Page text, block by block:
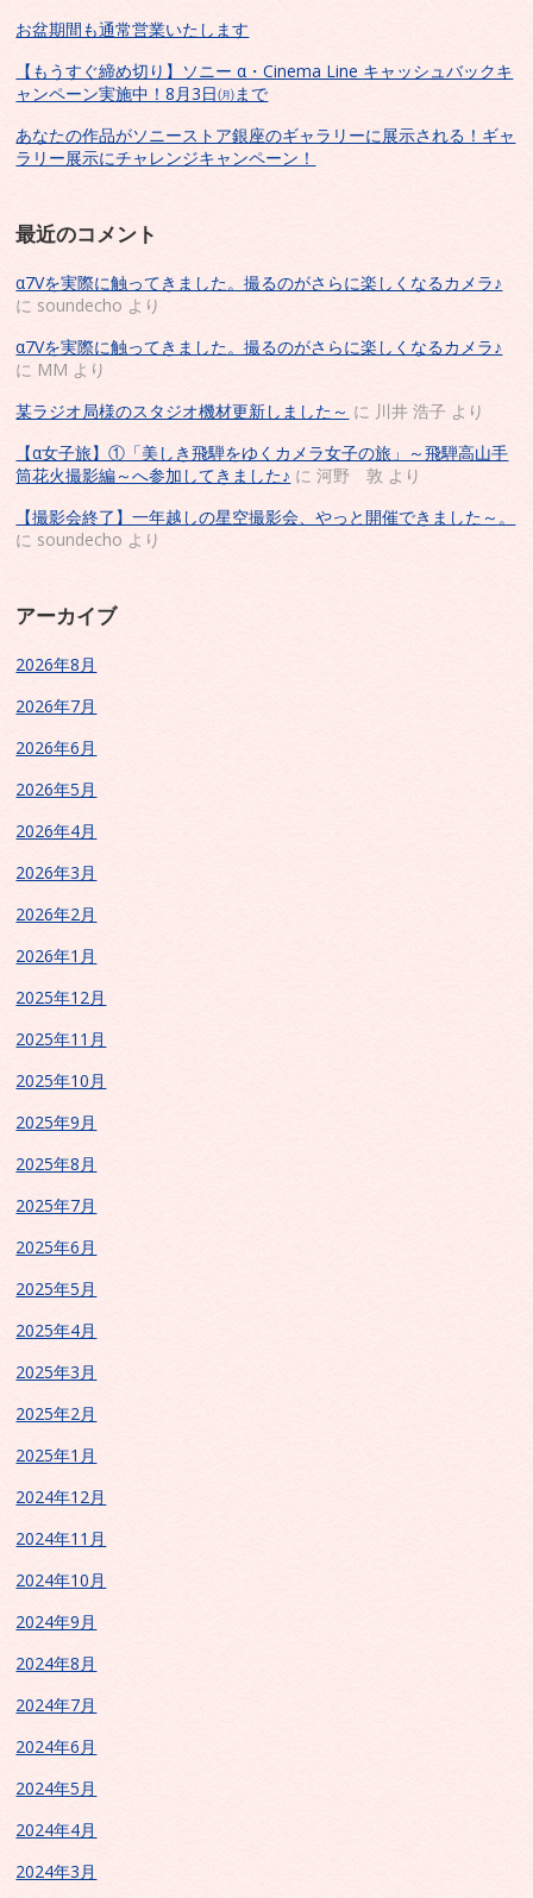
お盆期間も通常営業いたします
【もうすぐ締め切り】ソニー α・Cinema Line キャッシュバックキ
ャンペーン実施中！8月3日㈪まで
あなたの作品がソニーストア銀座のギャラリーに展示される！ギャ
ラリー展示にチャレンジキャンペーン！
最近のコメント
α7Vを実際に触ってきました。撮るのがさらに楽しくなるカメラ♪
に soundecho より
α7Vを実際に触ってきました。撮るのがさらに楽しくなるカメラ♪
に MM より
某ラジオ局様のスタジオ機材更新しました～ に 川井 浩子 より
【α女子旅】①「美しき飛騨をゆくカメラ女子の旅」～飛騨高山手
筒花火撮影編～へ参加してきました♪ に河野 敦 より
【撮影会終了】一年越しの星空撮影会、やっと開催できました～。
に soundecho より
アーカイブ
2026年8月
2026年7月
2026年6月
2026年5月
2026年4月
2026年3月
2026年2月
2026年1月
2025年12月
2025年11月
2025年10月
2025年9月
2025年8月
2025年7月
2025年6月
2025年5月
2025年4月
2025年3月
2025年2月
2025年1月
2024年12月
2024年11月
2024年10月
2024年9月
2024年8月
2024年7月
2024年6月
2024年5月
2024年4月
2024年3月